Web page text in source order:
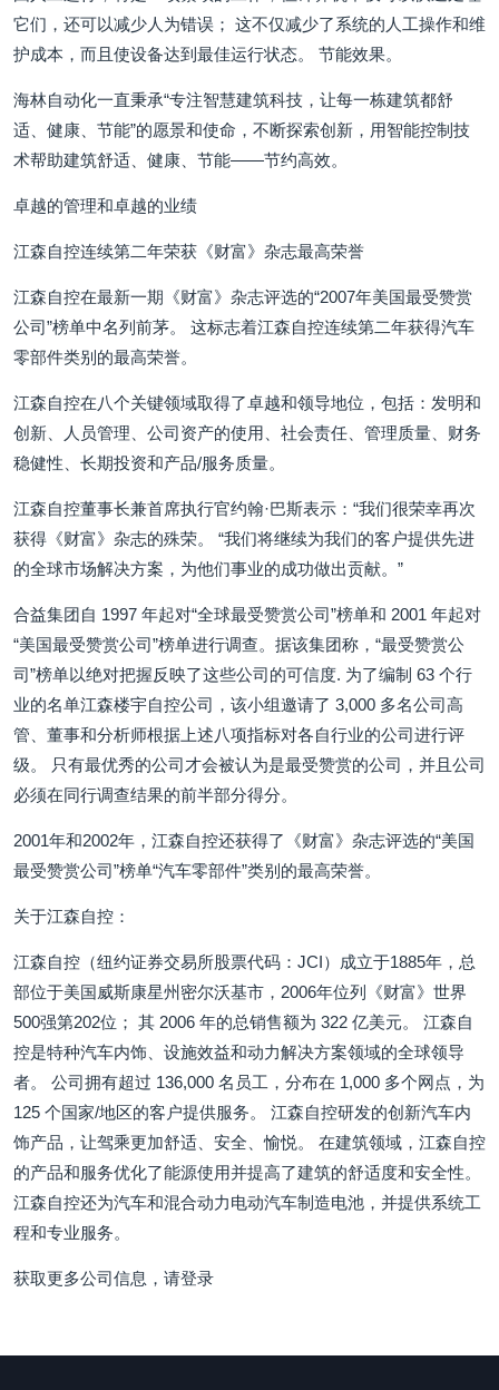
它们，还可以减少人为错误； 这不仅减少了系统的人工操作和维
护成本，而且使设备达到最佳运行状态。 节能效果。
海林自动化一直秉承“专注智慧建筑科技，让每一栋建筑都舒
适、健康、节能”的愿景和使命，不断探索创新，用智能控制技
术帮助建筑舒适、健康、节能——节约高效。
卓越的管理和卓越的业绩
江森自控连续第二年荣获《财富》杂志最高荣誉
江森自控在最新一期《财富》杂志评选的“2007年美国最受赞赏
公司”榜单中名列前茅。 这标志着江森自控连续第二年获得汽车
零部件类别的最高荣誉。
江森自控在八个关键领域取得了卓越和领导地位，包括：发明和
创新、人员管理、公司资产的使用、社会责任、管理质量、财务
稳健性、长期投资和产品/服务质量。
江森自控董事长兼首席执行官约翰·巴斯表示：“我们很荣幸再次
获得《财富》杂志的殊荣。 “我们将继续为我们的客户提供先进
的全球市场解决方案，为他们事业的成功做出贡献。”
合益集团自 1997 年起对“全球最受赞赏公司”榜单和 2001 年起对
“美国最受赞赏公司”榜单进行调查。据该集团称，“最受赞赏公
司”榜单以绝对把握反映了这些公司的可信度. 为了编制 63 个行
业的名单江森楼宇自控公司，该小组邀请了 3,000 多名公司高
管、董事和分析师根据上述八项指标对各自行业的公司进行评
级。 只有最优秀的公司才会被认为是最受赞赏的公司，并且公司
必须在同行调查结果的前半部分得分。
2001年和2002年，江森自控还获得了《财富》杂志评选的“美国
最受赞赏公司”榜单“汽车零部件”类别的最高荣誉。
关于江森自控：
江森自控（纽约证券交易所股票代码：JCI）成立于1885年，总
部位于美国威斯康星州密尔沃基市，2006年位列《财富》世界
500强第202位； 其 2006 年的总销售额为 322 亿美元。 江森自
控是特种汽车内饰、设施效益和动力解决方案领域的全球领导
者。 公司拥有超过 136,000 名员工，分布在 1,000 多个网点，为
125 个国家/地区的客户提供服务。 江森自控研发的创新汽车内
饰产品，让驾乘更加舒适、安全、愉悦。 在建筑领域，江森自控
的产品和服务优化了能源使用并提高了建筑的舒适度和安全性。
江森自控还为汽车和混合动力电动汽车制造电池，并提供系统工
程和专业服务。
获取更多公司信息，请登录